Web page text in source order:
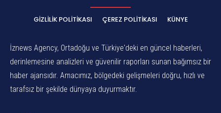
GIZLILIK POLITIKASI ÇEREZ POLITIKASI KÜNYE
İznews Agency, Ortadoğu ve Türkiye'deki en güncel haberleri,
derinlemesine analizleri ve güvenilir raporları sunan bağımsız bir
haber ajansıdır. Amacımız, bölgedeki gelişmeleri doğru, hızlı ve
tarafsız bir şekilde dünyaya duyurmaktır.